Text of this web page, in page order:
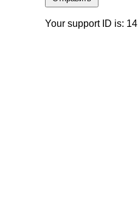
Your support ID is: